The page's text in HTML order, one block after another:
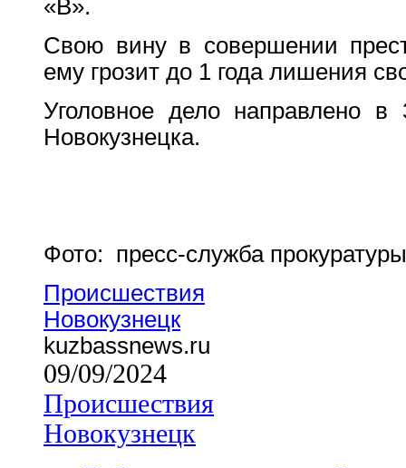
«В».
Свою вину в совершении
ему грозит до 1 года лишения
Уголовное дело направлено в
Новокузнецка.
Фото: пресс-служба
Происшествия
Новокузнецк
kuzbassnews.ru
09/09/2024
Происшествия
Новокузнецк